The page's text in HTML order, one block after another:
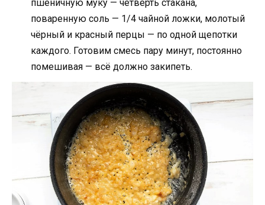
пшеничную муку — четверть стакана,
поваренную соль — 1/4 чайной ложки, молотый
чёрный и красный перцы — по одной щепотки
каждого. Готовим смесь пару минут, постоянно
помешивая — всё должно закипеть.